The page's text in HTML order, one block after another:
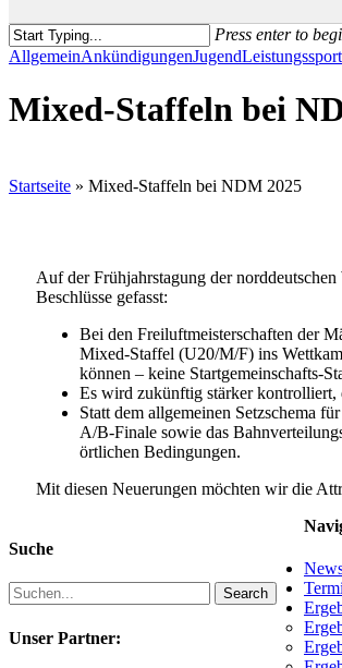
Press enter to
Close
AllgemeinAnkündigungenJugendLeistungssport
Mixed-Staffeln bei
Startseite » Mixed-Staffeln bei NDM 2025
Auf der Frühjahrstagung der
Beschlüsse gefasst:
Bei den Freiluftmeisterschaften der
Mixed-Staffel (U20/M/F) ins
können – keine Startgemeinschafts-
Es wird zukünftig stärker kontrolliert,
Statt dem allgemeinen Setzschema
A/B-Finale sowie das
örtlichen Bedingungen.
Mit diesen Neuerungen möchten wir die
Suche
Search
Unser Partner: